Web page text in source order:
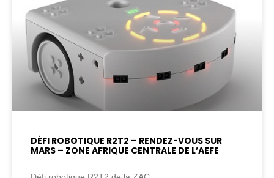
DÉFI ROBOTIQUE R2T2 – RENDEZ-VOUS SUR
MARS – ZONE AFRIQUE CENTRALE DE L’AEFE